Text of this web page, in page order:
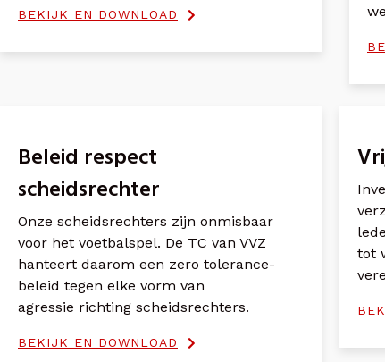
BEKIJK EN DOWNLOAD
Beleid respect
scheidsrechter
Onze scheidsrechters zijn onmisbaar
voor het voetbalspel. De TC van VVZ
hanteert daarom een zero tolerance-
beleid tegen elke vorm van
agressie richting scheidsrechters.
BEKIJK EN DOWNLOAD
tot